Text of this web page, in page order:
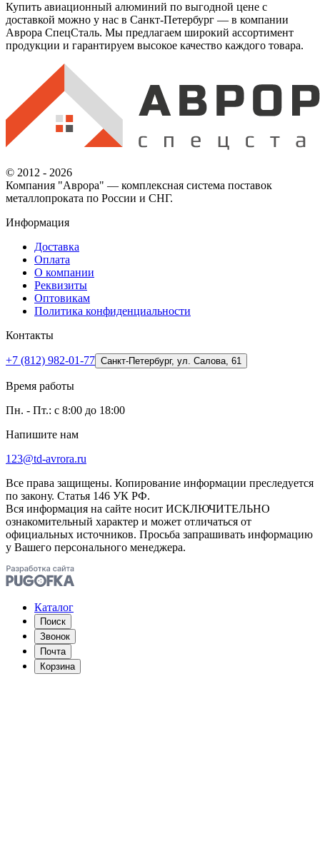
Купить авиационный алюминий по выгодной цене с
доставкой можно у нас в Санкт-Петербург — в компании
Аврора СпецСталь. Мы предлагаем широкий ассортимент
продукции и гарантируем высокое качество каждого товара.
© 2012 - 2026
Компания "Аврора" — комплексная система поставок
металлопроката по России и СНГ.
Информация
Доставка
Оплата
О компании
Реквизиты
Оптовикам
Политика конфиденциальности
Контакты
+7 (812) 982-01-77 Санкт-Петербург, ул. Салова, 61
Время работы
Пн. - Пт.: с 8:00 до 18:00
Напишите нам
123@td-avrora.ru
Все права защищены. Копирование информации преследуется
по закону. Статья 146 УК РФ.
Вся информация на сайте носит ИСКЛЮЧИТЕЛЬНО
ознакомительный характер и может отличаться от
официальных источников. Просьба запрашивать информацию
у Вашего персонального менеджера.
Каталог
Поиск
Звонок
Почта
Корзина